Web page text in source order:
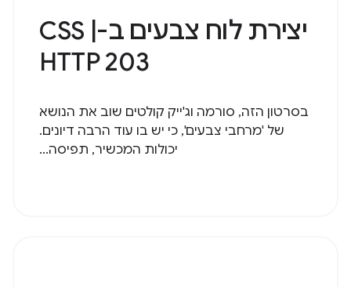
יצירת לוח צבעים ב-CSS |
HTTP 203
בסרטון הזה, סורמה וג'ייק קולטים שוב את הנושא
של 'מרחבי צבעים', כי יש בו עוד הרבה דיונים.
יכולות המכשיר, תפיסה...